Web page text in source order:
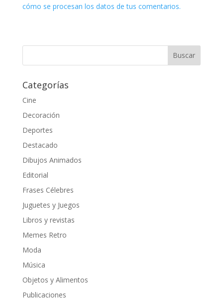
cómo se procesan los datos de tus comentarios.
Categorías
Cine
Decoración
Deportes
Destacado
Dibujos Animados
Editorial
Frases Célebres
Juguetes y Juegos
Libros y revistas
Memes Retro
Moda
Música
Objetos y Alimentos
Publicaciones